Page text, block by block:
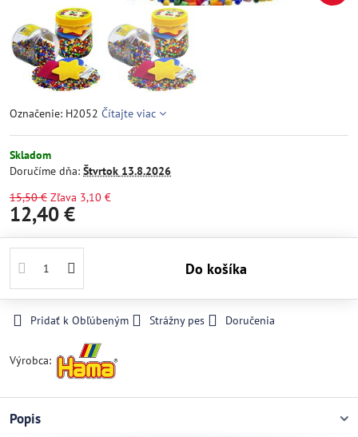
Označenie: H2052 Čítajte viac
Skladom
Doručíme dňa: Štvrtok 13.8.2026
15,50 € Zľava 3,10 €
12,40 €
Do košíka
Pridať k Obľúbeným Strážny pes Doručenia
Výrobca:
Popis